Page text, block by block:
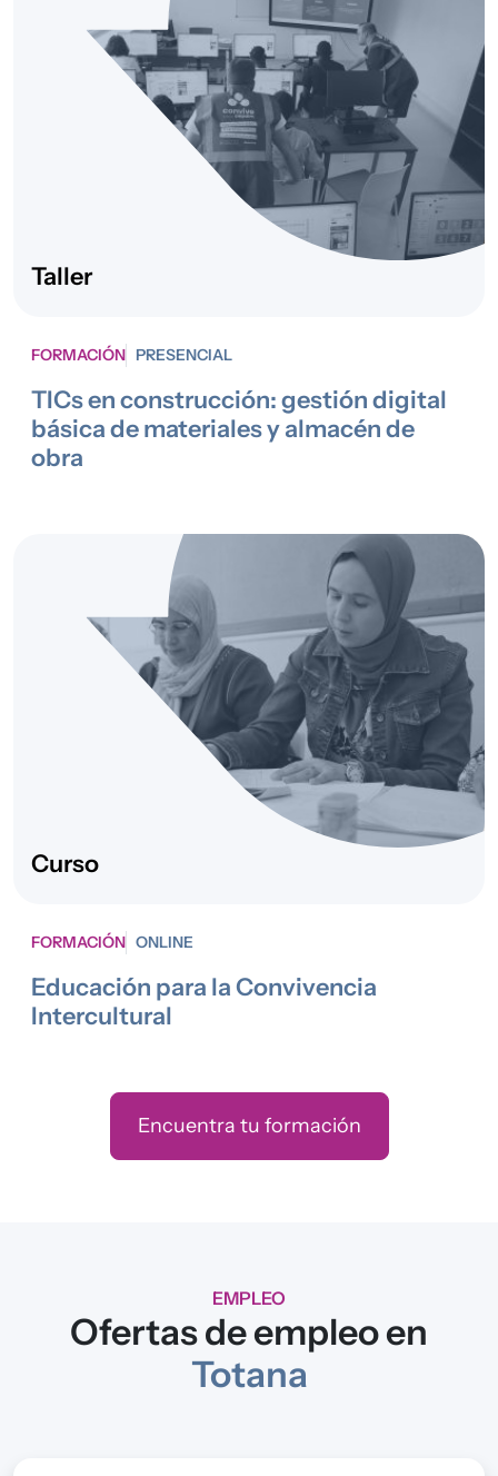
Convivencia,
Interculturalidad
y Desarrollo
Comunitario
,
Acogida y
Protección
Internacional
STEP
Acogida y
Atención
integral a
personas
2024
Igualdad, No
Interseccionalidad
Taller
FORMACIÓN PRESENCIAL
TICs en construcción: gestión digital
básica de materiales y almacén de
obra
Curso
FORMACIÓN ONLINE
Educación para la Convivencia
Intercultural
Encuentra tu formación
EMPLEO
Ofertas de empleo en
Totana